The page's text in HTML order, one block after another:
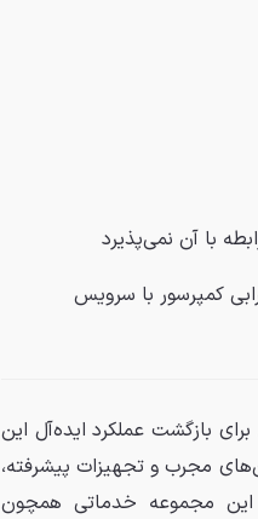
با آن نمی‌پذیرد
کمپرسور با سرویس
بازگشت عملکرد ایده‌آل این
مجرب و تجهیزات پیشرفته،
این مجموعه خدماتی همچون